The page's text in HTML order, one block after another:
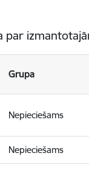
par
Grupa
Nepieciešams
Nepieciešams